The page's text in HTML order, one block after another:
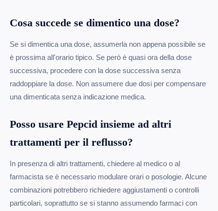
Cosa succede se dimentico una dose?
Se si dimentica una dose, assumerla non appena possibile se
è prossima all'orario tipico. Se però è quasi ora della dose
successiva, procedere con la dose successiva senza
raddoppiare la dose. Non assumere due dosi per compensare
una dimenticata senza indicazione medica.
Posso usare Pepcid insieme ad altri
trattamenti per il reflusso?
In presenza di altri trattamenti, chiedere al medico o al
farmacista se è necessario modulare orari o posologie. Alcune
combinazioni potrebbero richiedere aggiustamenti o controlli
particolari, soprattutto se si stanno assumendo farmaci con